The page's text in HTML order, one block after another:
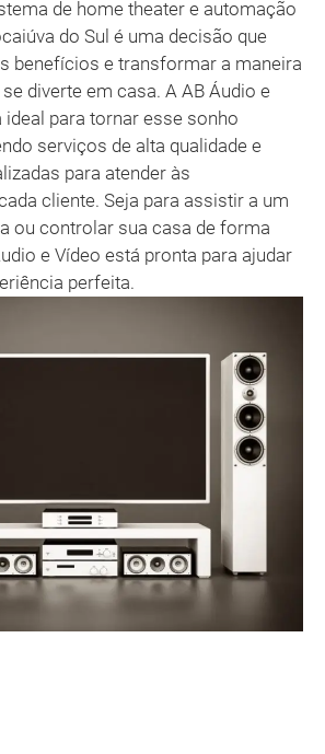
de home theater e automação
do Sul é uma decisão que
benefícios e transformar a maneira
diverte em casa. A AB Áudio e
ideal para tornar esse sonho
serviços de alta qualidade e
para atender às
cliente. Seja para assistir a um
ou controlar sua casa de forma
e Vídeo está pronta para ajudar
perfeita.